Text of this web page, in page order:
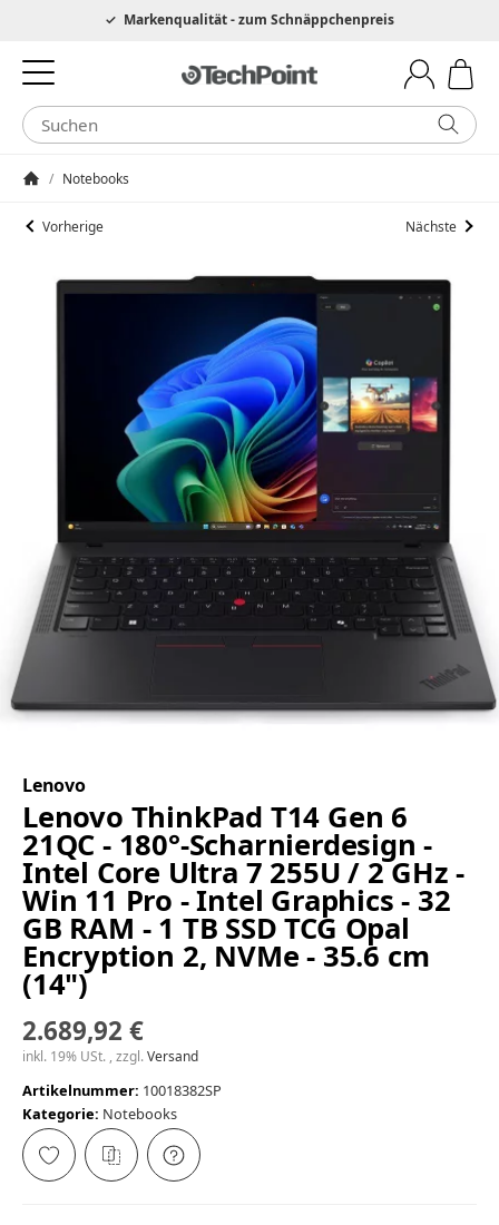
Hotline 0049 6205 3079975Markenqualität - zum Schnäppchenpreis
/ Notebooks
Vorherige Nächste
Lenovo
Lenovo ThinkPad T14 Gen 6
21QC - 180°-Scharnierdesign -
Intel Core Ultra 7 255U / 2 GHz -
Win 11 Pro - Intel Graphics - 32
GB RAM - 1 TB SSD TCG Opal
Encryption 2, NVMe - 35.6 cm
(14")
2.689,92 €
inkl. 19% USt. , zzgl.Versand
Artikelnummer: 10018382SP
Kategorie: Notebooks